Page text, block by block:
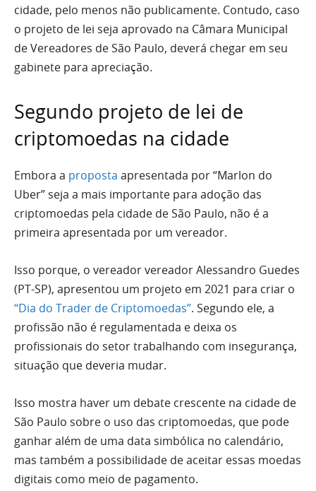
cidade, pelo menos não publicamente. Contudo, caso
o projeto de lei seja aprovado na Câmara Municipal
de Vereadores de São Paulo, deverá chegar em seu
gabinete para apreciação.
Segundo projeto de lei de
criptomoedas na cidade
Embora a proposta apresentada por “Marlon do
Uber” seja a mais importante para adoção das
criptomoedas pela cidade de São Paulo, não é a
primeira apresentada por um vereador.
Isso porque, o vereador vereador Alessandro Guedes
(PT-SP), apresentou um projeto em 2021 para criar o
“Dia do Trader de Criptomoedas”. Segundo ele, a
profissão não é regulamentada e deixa os
profissionais do setor trabalhando com insegurança,
situação que deveria mudar.
Isso mostra haver um debate crescente na cidade de
São Paulo sobre o uso das criptomoedas, que pode
ganhar além de uma data simbólica no calendário,
mas também a possibilidade de aceitar essas moedas
digitais como meio de pagamento.